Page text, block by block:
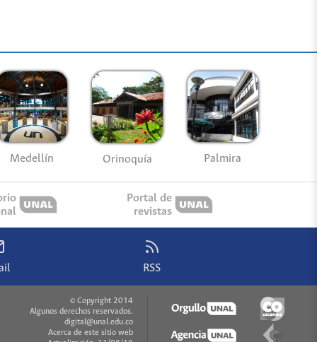
Medellín Orinoquía Palmira
Portal de
revistas
RSS
© Copyright 2014
Algunos derechos reservados.
digital@unal.edu.co
Acerca de este sitio web